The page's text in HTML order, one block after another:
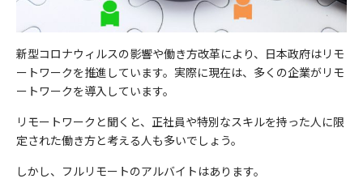
新型コロナウィルスの影響や働き方改革により、日本政府はリモ
ートワークを推進しています。実際に現在は、多くの企業がリモ
ートワークを導入しています。
リモートワークと聞くと、正社員や特別なスキルを持った人に限
定された働き方と考える人も多いでしょう。
しかし、フルリモートのアルバイトはあります。